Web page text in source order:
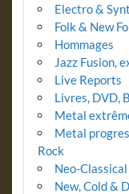
Electro &
Folk & New
Hommages
Jazz Fusion,
Live Reports
Livres, DVD,
Metal
Metal
Rock
Neo-
New, Cold &